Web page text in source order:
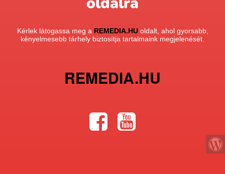
Kérlek látogassa meg a REMEDIA.HUoldalt, ahol gyorsabb,
kényelmesebb tárhely biztosítja tartalmaink megjelenését.
REMEDIA.HU